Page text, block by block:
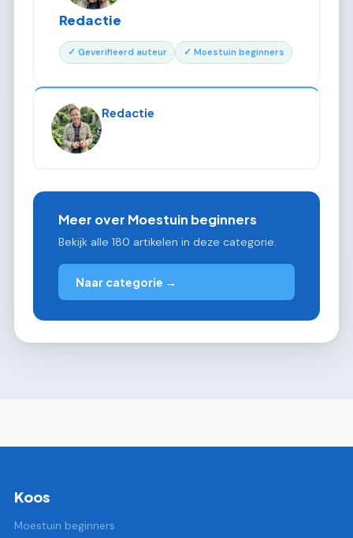
Redactie
✓ Geverifieerd auteur ✓ Moestuin beginners
Redactie
Meer over Moestuin beginners
Bekijk alle 180 artikelen in deze categorie.
Naar categorie →
Koos
Moestuin beginners